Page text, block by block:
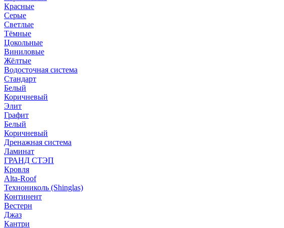
Красные
Серые
Светлые
Тёмные
Цокольные
Виниловые
Жёлтые
Водосточная система
Стандарт
Белый
Коричневый
Элит
Графит
Белый
Коричневый
Дренажная система
Ламинат
ГРАНД СТЭП
Кровля
Alta-Roof
Технониколь (Shinglas)
Континент
Вестерн
Джаз
Кантри